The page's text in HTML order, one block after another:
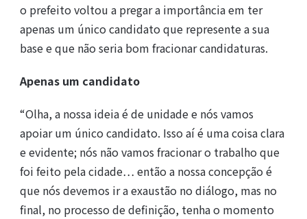
o prefeito voltou a pregar a importância em ter
apenas um único candidato que represente a sua
base e que não seria bom fracionar candidaturas.
Apenas um candidato
“Olha, a nossa ideia é de unidade e nós vamos
apoiar um único candidato. Isso aí é uma coisa clara
e evidente; nós não vamos fracionar o trabalho que
foi feito pela cidade… então a nossa concepção é
que nós devemos ir a exaustão no diálogo, mas no
final, no processo de definição, tenha o momento